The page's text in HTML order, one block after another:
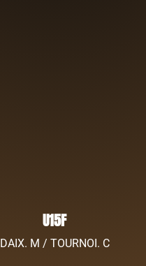
U15F
DAIX. M / TOURNOI. C